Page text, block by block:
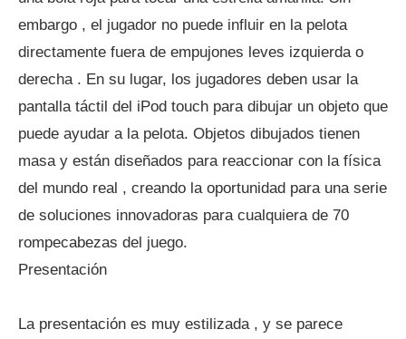
embargo , el jugador no puede influir en la pelota
directamente fuera de empujones leves izquierda o
derecha . En su lugar, los jugadores deben usar la
pantalla táctil del iPod touch para dibujar un objeto que
puede ayudar a la pelota. Objetos dibujados tienen
masa y están diseñados para reaccionar con la física
del mundo real , creando la oportunidad para una serie
de soluciones innovadoras para cualquiera de 70
rompecabezas del juego.
Presentación
La presentación es muy estilizada , y se parece